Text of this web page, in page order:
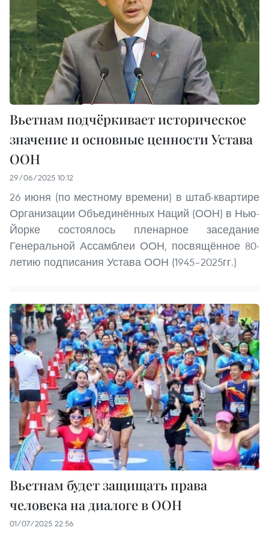
Вьетнам подчёркивает историческое
значение и основные ценности Устава
ООН
29/06/2025 10:12
26 июня (по местному времени) в штаб-квартире
Организации Объединённых Наций (ООН) в Нью-
Йорке состоялось пленарное заседание
Генеральной Ассамблеи ООН, посвящённое 80-
летию подписания Устава ООН (1945–2025гг.)
Вьетнам будет защищать права
человека на диалоге в ООН
01/07/2025 22:56